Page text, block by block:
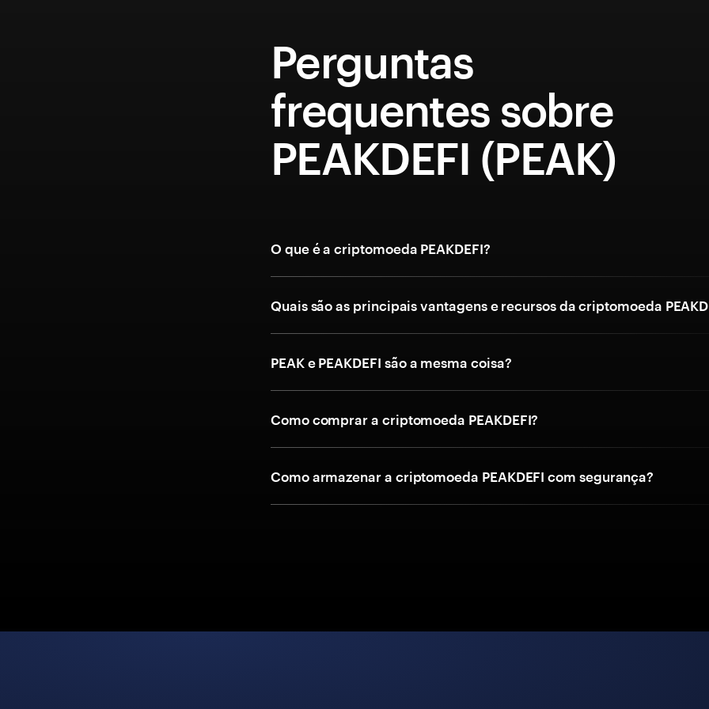
Perguntas
frequentes sobre
PEAKDEFI (PEAK)
O que é a criptomoeda PEAKDEFI?
Quais são as principais vantagens e recursos da criptomoeda
PEAK e PEAKDEFI são a mesma coisa?
Como comprar a criptomoeda PEAKDEFI?
Como armazenar a criptomoeda PEAKDEFI com segurança?